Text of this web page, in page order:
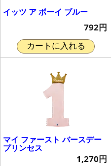
イッツ ア ボーイ ブルー
792円
カートに入れる
マイ ファースト バースデー
プリンセス
1,270円